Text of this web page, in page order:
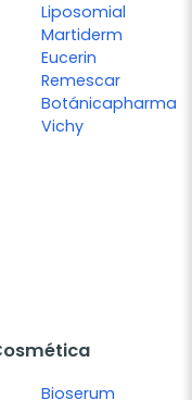
Liposomial
Martiderm
Eucerin
Remescar
Botánicapharma
Vichy
Bioserum